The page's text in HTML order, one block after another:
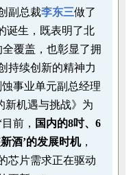
副总裁李东三做了
诞生，既表明了北
覆盖，也彰显了拥
持续创新的精神力
事业单元副总经理
新机遇与挑战》为
前， 国内的8吋、6
酒’的发展时机，
芯片需求正在驱动